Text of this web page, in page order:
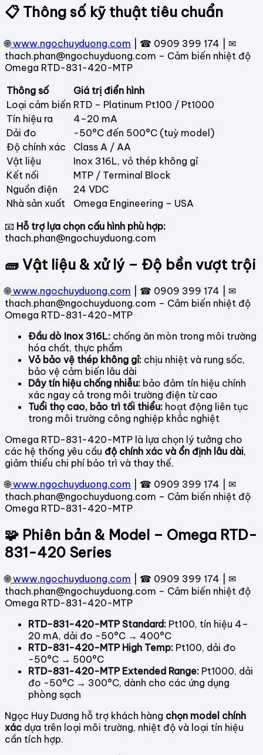
📋 Thông số kỹ thuật tiêu chuẩn
🌐 www.ngochuyduong.com | ☎ 0909 399 174 | ✉
thach.phan@ngochuyduong.com – Cảm biến nhiệt độ
Omega RTD-831-420-MTP
Thông số
Giá trị điển hình
Loại cảm biến RTD – Platinum Pt100 / Pt1000
Tín hiệu ra
4–20 mA
Dải đo
-50°C đến 500°C (tuỳ model)
Độ chính xác
Class A / AA
Vật liệu
Inox 316L, vỏ thép không gỉ
Kết nối
MTP / Terminal Block
Nguồn điện
24 VDC
Nhà sản xuất
Omega Engineering – USA
📧 Hỗ trợ lựa chọn cấu hình phù hợp:
thach.phan@ngochuyduong.com
🧱 Vật liệu & xử lý – Độ bền vượt trội
🌐 www.ngochuyduong.com | ☎ 0909 399 174 | ✉
thach.phan@ngochuyduong.com – Cảm biến nhiệt độ
Omega RTD-831-420-MTP
Đầu dò Inox 316L: chống ăn mòn trong môi trường
hóa chất, thực phẩm
Vỏ bảo vệ thép không gỉ: chịu nhiệt và rung sốc,
bảo vệ cảm biến lâu dài
Dây tín hiệu chống nhiễu: bảo đảm tín hiệu chính
xác ngay cả trong môi trường điện từ cao
Tuổi thọ cao, bảo trì tối thiểu: hoạt động liên tục
trong môi trường công nghiệp khắc nghiệt
Omega RTD-831-420-MTP là lựa chọn lý tưởng cho
các hệ thống yêu cầu độ chính xác và ổn định lâu dài,
giảm thiểu chi phí bảo trì và thay thế.
🌐 www.ngochuyduong.com | ☎ 0909 399 174 | ✉
thach.phan@ngochuyduong.com – Cảm biến nhiệt độ
Omega RTD-831-420-MTP
🧩 Phiên bản & Model – Omega RTD-
831-420 Series
🌐 www.ngochuyduong.com | ☎ 0909 399 174 | ✉
thach.phan@ngochuyduong.com – Cảm biến nhiệt độ
Omega RTD-831-420-MTP
RTD-831-420-MTP Standard: Pt100, tín hiệu 4–
20 mA, dải đo -50°C → 400°C
RTD-831-420-MTP High Temp: Pt100, dải đo
-50°C → 500°C
RTD-831-420-MTP Extended Range: Pt1000, dải
đo -50°C → 300°C, dành cho các ứng dụng
phòng sạch
Ngọc Huy Dương hỗ trợ khách hàng chọn model chính
xác dựa trên loại môi trường, nhiệt độ và loại tín hiệu
cần tích hợp.